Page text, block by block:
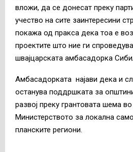
вложи, да се донесат преку
учество на сите заинтересини
покажа од пракса дека тоа е
проектите што ние ги
швајцарската амбасадорка
Амбасадорката најави дека и
останува поддршката за
развој преку грантовата шема
Министерството за локална
планските региони.